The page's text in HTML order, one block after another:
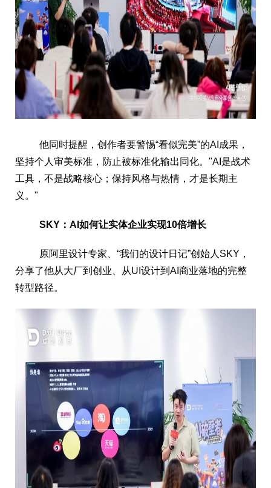
他同时提醒，创作者要警惕“看似完美”的AI成果，
坚持个人审美标准，防止被标准化输出同化。"AI是战术
工具，不是战略核心；保持风格与热情，才是长期主
义。"
SKY：AI如何让实体企业实现10倍增长
原阿里设计专家、“我们的设计日记”创始人SKY，
分享了他从大厂到创业、从UI设计到AI商业落地的完整
转型路径。